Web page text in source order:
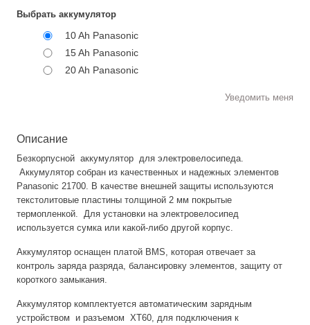
Выбрать аккумулятор
10 Ah Panasonic
15 Ah Panasonic
20 Ah Panasonic
Уведомить меня
Описание
Безкорпусной аккумулятор для электровелосипеда.
Аккумулятор собран из качественных и надежных элементов
Panasonic 21700. В качестве внешней защиты используются
текстолитовые пластины толщиной 2 мм покрытые
термопленкой. Для установки на электровелосипед
используется сумка или какой-либо другой корпус.
Аккумулятор оснащен платой BMS, которая отвечает за
контроль заряда разряда, балансировку элементов, защиту от
короткого замыкания.
Аккумулятор комплектуется автоматическим зарядным
устройством и разъемом ХТ60, для подключения к